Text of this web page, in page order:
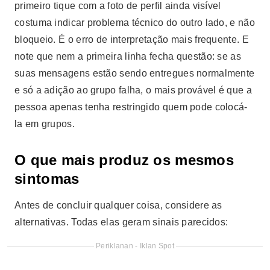
primeiro tique com a foto de perfil ainda visível
costuma indicar problema técnico do outro lado, e não
bloqueio. É o erro de interpretação mais frequente. E
note que nem a primeira linha fecha questão: se as
suas mensagens estão sendo entregues normalmente
e só a adição ao grupo falha, o mais provável é que a
pessoa apenas tenha restringido quem pode colocá-
la em grupos.
O que mais produz os mesmos
sintomas
Antes de concluir qualquer coisa, considere as
alternativas. Todas elas geram sinais parecidos:
Periklanan - Iklan Spot